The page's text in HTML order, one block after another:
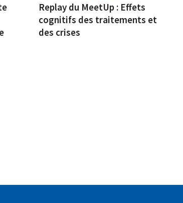
Replay du MeetUp : Effets
cognitifs des traitements et
des crises